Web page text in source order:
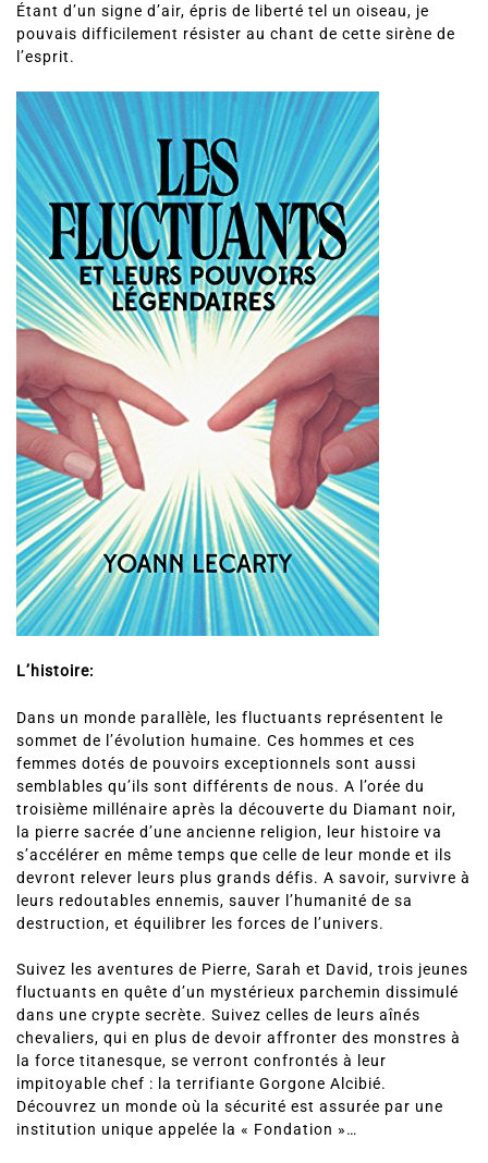
Étant d’un signe d’air, épris de liberté tel un oiseau, je
pouvais difficilement résister au chant de cette sirène de
l’esprit.
L’histoire:
Dans un monde parallèle, les fluctuants représentent le
sommet de l’évolution humaine. Ces hommes et ces
femmes dotés de pouvoirs exceptionnels sont aussi
semblables qu’ils sont différents de nous. A l’orée du
troisième millénaire après la découverte du Diamant noir,
la pierre sacrée d’une ancienne religion, leur histoire va
s’accélérer en même temps que celle de leur monde et ils
devront relever leurs plus grands défis. A savoir, survivre à
leurs redoutables ennemis, sauver l’humanité de sa
destruction, et équilibrer les forces de l’univers.
Suivez les aventures de Pierre, Sarah et David, trois jeunes
fluctuants en quête d’un mystérieux parchemin dissimulé
dans une crypte secrète. Suivez celles de leurs aînés
chevaliers, qui en plus de devoir affronter des monstres à
la force titanesque, se verront confrontés à leur
impitoyable chef : la terrifiante Gorgone Alcibié.
Découvrez un monde où la sécurité est assurée par une
institution unique appelée la « Fondation »…